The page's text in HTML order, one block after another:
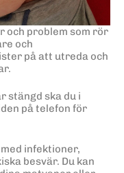
och problem som rör
och
på att utreda och
stängd ska du i
på telefon för
infektioner,
besvär. Du kan